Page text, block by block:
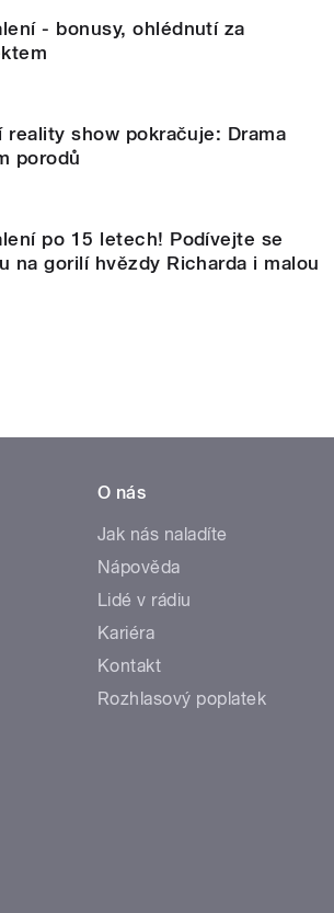
- bonusy, ohlédnutí za
reality show pokračuje: Drama
porodů
po 15 letech! Podívejte se
na gorilí hvězdy Richarda i malou
O nás
Jak nás naladíte
Nápověda
Lidé v rádiu
Kariéra
Kontakt
Rozhlasový poplatek